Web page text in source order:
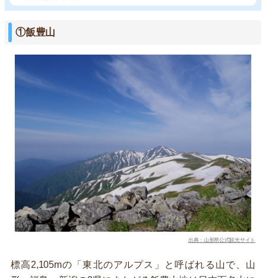
①飯豊山
出典：山形県公式観光サイト
標高2,105mの「東北のアルプス」と呼ばれる山で、山